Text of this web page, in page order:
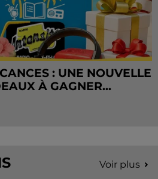
: UNE NOUVELLE
À GAGNER...
Voir plus